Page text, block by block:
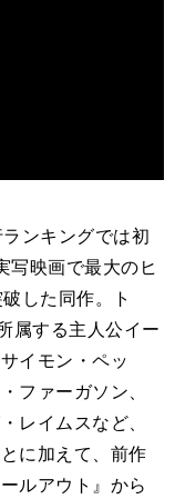
ンキングでは初
写映画で最大のヒ
した同作。ト
属する主人公イー
イモン・ペッ
ファーガソン、
レイムスなど、
に加えて、前作
ルアウト』から